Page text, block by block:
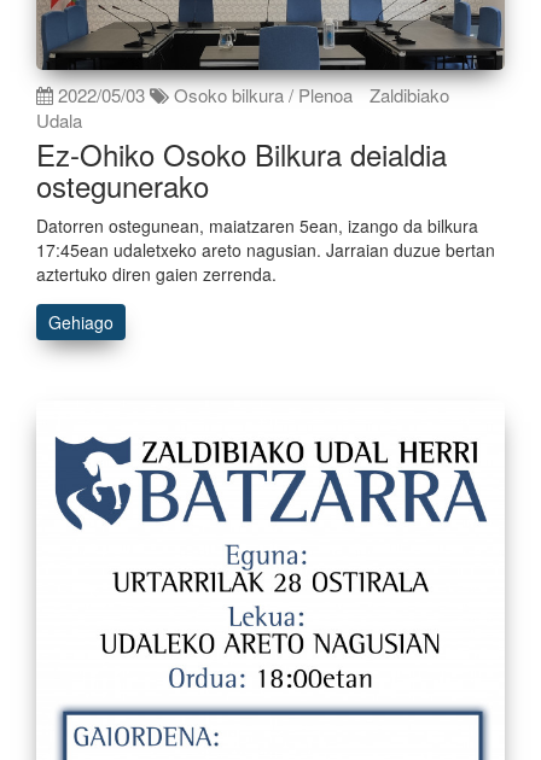
2022/05/03 Osoko bilkura / Plenoa
Zaldibiako
Udala
Ez-Ohiko Osoko Bilkura deialdia
ostegunerako
Datorren ostegunean, maiatzaren 5ean, izango da bilkura
17:45ean udaletxeko areto nagusian. Jarraian duzue bertan
aztertuko diren gaien zerrenda.
Gehiago